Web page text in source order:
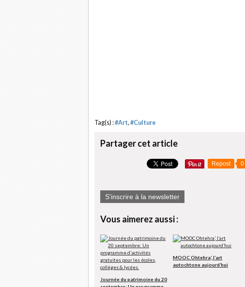
Tag(s) :#Art, #Culture
Partager cet article
Repost 0
S'inscrire à la newsletter
Vous aimerez aussi :
Journée du patrimoine du 20
MOOC Ohtehra’, l’art
autochtone aujourd’hui